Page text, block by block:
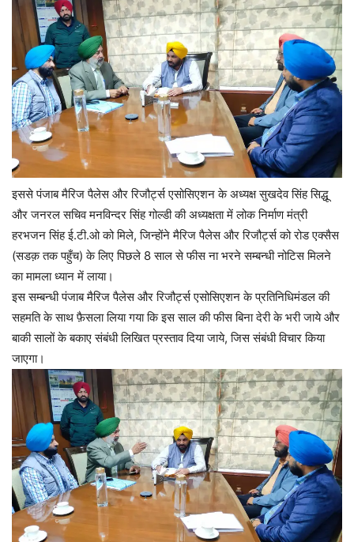
इससे पंजाब मैरिज पैलेस और रिजौर्ट्स एसोसिएशन के अध्यक्ष सुखदेव सिंह सिद्धू
और जनरल सचिव मनविन्दर सिंह गोल्डी की अध्यक्षता में लोक निर्माण मंत्री
हरभजन सिंह ई.टी.ओ को मिले, जिन्होंने मैरिज पैलेस और रिजौर्ट्स को रोड एक्सैस
(सडक़ तक पहुँच) के लिए पिछले 8 साल से फीस ना भरने सम्बन्धी नोटिस मिलने
का मामला ध्यान में लाया।
इस सम्बन्धी पंजाब मैरिज पैलेस और रिजौर्ट्स एसोसिएशन के प्रतिनिधिमंडल की
सहमति के साथ फ़ैसला लिया गया कि इस साल की फीस बिना देरी के भरी जाये और
बाकी सालों के बकाए संबंधी लिखित प्रस्ताव दिया जाये, जिस संबंधी विचार किया
जाएगा।